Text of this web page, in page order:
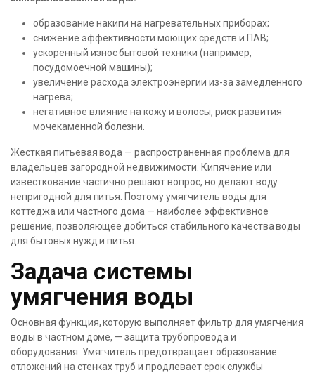
образование накипи на нагревательных приборах;
снижение эффективности моющих средств и ПАВ;
ускоренный износ бытовой техники (например,
посудомоечной машины);
увеличение расхода электроэнергии из-за замедленного
нагрева;
негативное влияние на кожу и волосы, риск развития
мочекаменной болезни.
Жесткая питьевая вода — распространенная проблема для
владельцев загородной недвижимости. Кипячение или
известкование частично решают вопрос, но делают воду
непригодной для питья. Поэтому умягчитель воды для
коттеджа или частного дома — наиболее эффективное
решение, позволяющее добиться стабильного качества воды
для бытовых нужд и питья.
Задача системы
умягчения воды
Основная функция, которую выполняет фильтр для умягчения
воды в частном доме, — защита трубопровода и
оборудования. Умягчитель предотвращает образование
отложений на стенках труб и продлевает срок службы